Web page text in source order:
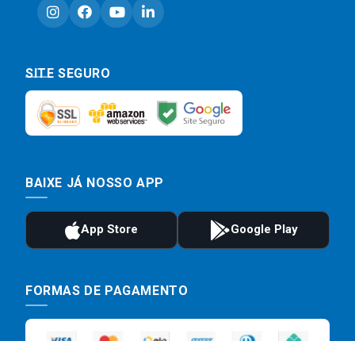
SITE SEGURO
BAIXE JÁ NOSSO APP
FORMAS DE PAGAMENTO